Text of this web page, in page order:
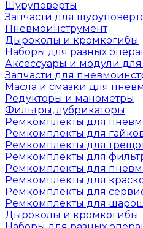
Шуруповерты
Запчасти для
Пневмоинструмент
Дыроколы и кромкогибы
Наборы для разных
Аксессуары и модули
Запчасти для
Масла и смазки для
Редукторы и манометры
Фильтры, лубрикаторы
Ремкомплекты для
Ремкомплекты для
Ремкомплекты для
Ремкомплекты для
Ремкомплекты для
Ремкомплекты для
Ремкомплекты для
Ремкомплекты для
Дыроколы и кромкогибы